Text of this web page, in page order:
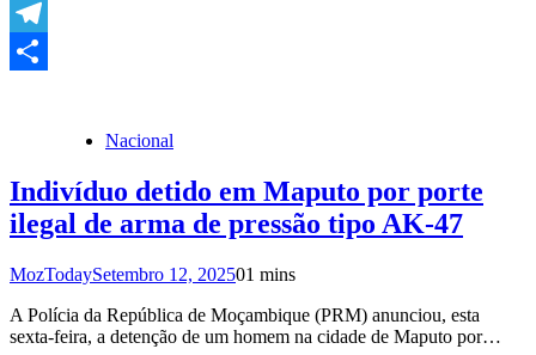
Copy
Link
Telegram
Nacional
Indivíduo detido em Maputo por porte
ilegal de arma de pressão tipo AK-47
MozTodaySetembro 12, 202501 mins
A Polícia da República de Moçambique (PRM) anunciou, esta
sexta-feira, a detenção de um homem na cidade de Maputo por…